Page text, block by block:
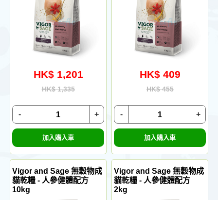
HK$ 1,201
HK$ 1,335
+
-
加入購入車
HK$ 409
HK$ 455
+
-
加入購入車
Vigor and Sage 無穀物成
貓乾糧 - 人參健體配方
10kg
Vigor and Sage 無穀物成
貓乾糧 - 人參健體配方
2kg